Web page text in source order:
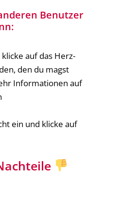
Benutzer
auf das Herz-
den du magst
Informationen auf
ein und klicke auf